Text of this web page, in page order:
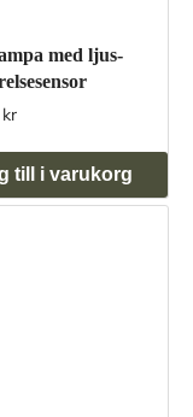
med ljus-
till i varukorg